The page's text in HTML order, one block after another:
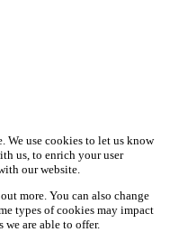
We use cookies to let us know
us, to enrich your user
our website.
more. You can also change
types of cookies may impact
we are able to offer.